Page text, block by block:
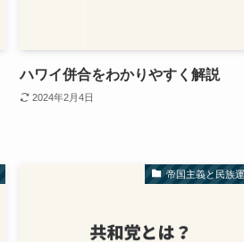
ハワイ併合をわかりやすく解説
2024年2月4日
帝国主義と民族